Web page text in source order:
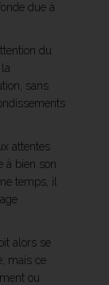
due à
du
sans
attentes
à bien son
temps, il
alors se
mais ce
ou